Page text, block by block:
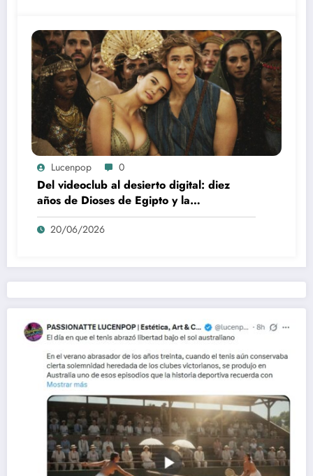
Lucenpop 0
Del videoclub al desierto digital: diez
años de Dioses de Egipto y la
desaparición del blockbuster sin
complejos
20/06/2026